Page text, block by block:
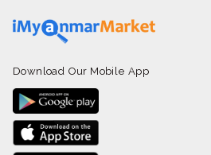
Download Our Mobile App